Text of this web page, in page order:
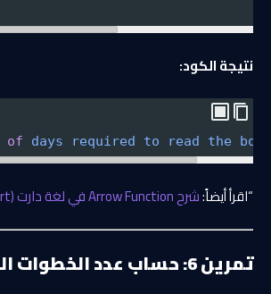
نتيجة الكود:
of days required to read the book
“اقرأ أيضاً:شرح Arrow Function في لغة دارت (Dart)
تمرين 6: حساب عدد الخطوات اليومية